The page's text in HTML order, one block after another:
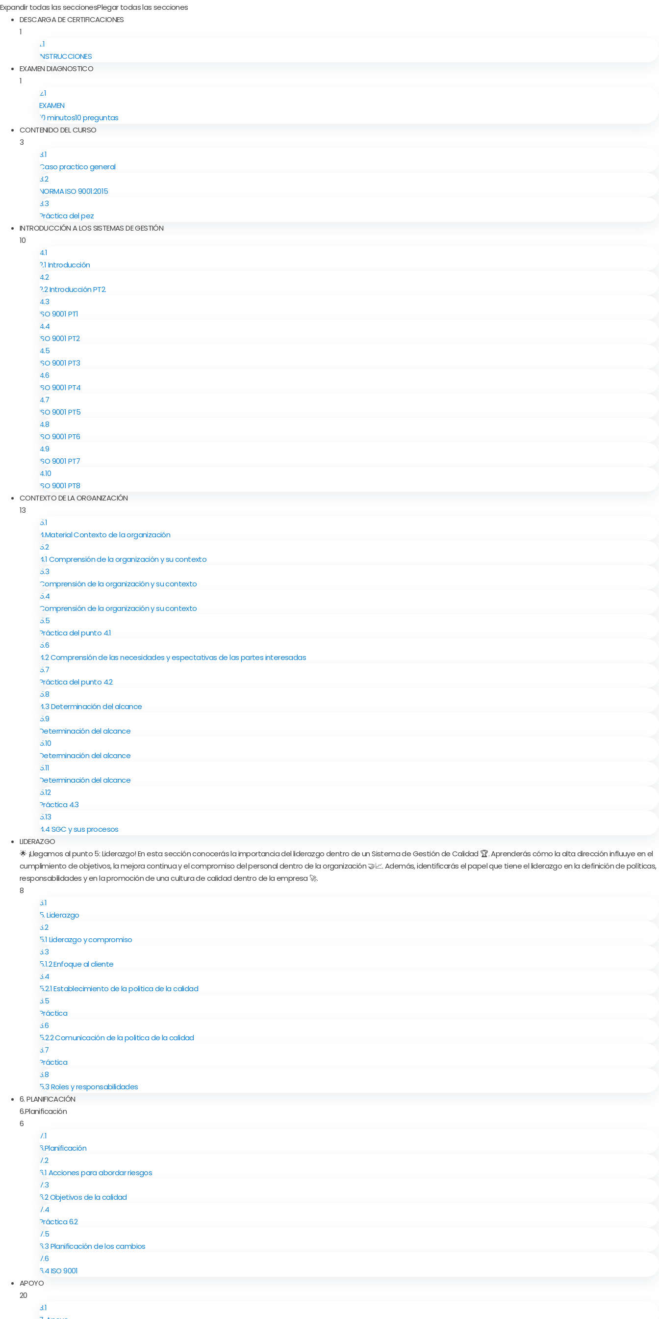
Expandir todas las seccionesPlegar todas las secciones
DESCARGA DE CERTIFICACIONES
1
1.1
INSTRUCCIONES
EXAMEN DIAGNOSTICO
1
2.1
EXAMEN
10 minutos10 preguntas
CONTENIDO DEL CURSO
3
3.1
Caso practico general
3.2
NORMA ISO 9001:2015
3.3
Práctica del pez
INTRODUCCIÓN A LOS SISTEMAS DE GESTIÓN
10
4.1
2.1 Introducción
4.2
2.2 Introducción PT2.
4.3
ISO 9001 PT1
4.4
ISO 9001 PT2
4.5
ISO 9001 PT3
4.6
ISO 9001 PT4
4.7
ISO 9001 PT5
4.8
ISO 9001 PT6
4.9
ISO 9001 PT7
4.10
ISO 9001 PT8
CONTEXTO DE LA ORGANIZACIÓN
13
5.1
4.Material Contexto de la organización
5.2
4.1 Comprensión de la organización y su contexto
5.3
Comprensión de la organización y su contexto
5.4
Comprensión de la organización y su contexto
5.5
Práctica del punto 4.1
5.6
4.2 Comprensión de las necesidades y espectativas de las partes interesadas
5.7
Práctica del punto 4.2
5.8
4.3 Determinación del alcance
5.9
Determinación del alcance
5.10
Determinación del alcance
5.11
Determinación del alcance
5.12
Práctica 4.3
5.13
4.4 SGC y sus procesos
LIDERAZGO
🌟 ¡Llegamos al punto 5: Liderazgo! En esta sección conocerás la importancia del liderazgo dentro de un Sistema de Gestión de Calidad 🏆. Aprenderás cómo la alta dirección influuye en el
cumplimiento de objetivos, la mejora continua y el compromiso del personal dentro de la organización 🤝📈. Además, identificarás el papel que tiene el liderazgo en la definición de políticas,
responsabilidades y en la promoción de una cultura de calidad dentro de la empresa 🚀.
8
6.1
5. Liderazgo
6.2
5.1 Liderazgo y compromiso
6.3
5.1.2 Enfoque al cliente
6.4
5.2.1 Establecimiento de la politica de la calidad
6.5
Práctica
6.6
5.2.2 Comunicación de la politica de la calidad
6.7
Práctica
6.8
5.3 Roles y responsabilidades
6. PLANIFICACIÓN
6.Planificación
6
7.1
6.Planificación
7.2
6.1 Acciones para abordar riesgos
7.3
6.2 Objetivos de la calidad
7.4
Práctica 6.2
7.5
6.3 Planificación de los cambios
7.6
6.4 ISO 9001
APOYO
20
8.1